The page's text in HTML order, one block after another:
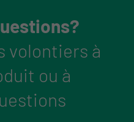
volontiers à
ou à